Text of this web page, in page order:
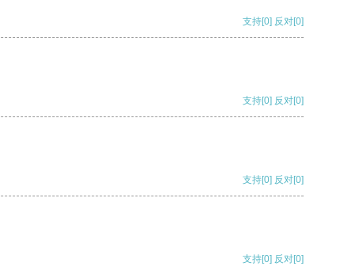
支持[0] 反对[0]
支持[0] 反对[0]
支持[0] 反对[0]
支持[0] 反对[0]